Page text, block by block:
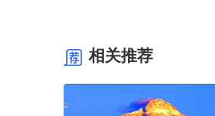
相关推荐